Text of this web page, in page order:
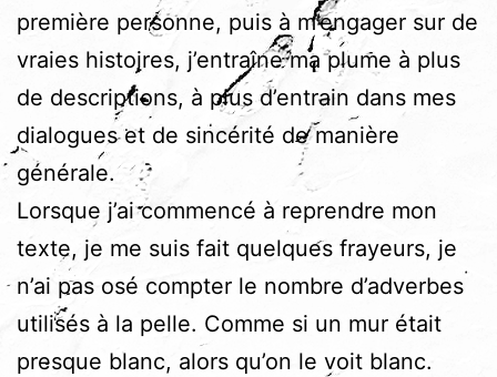
première personne, puis à m’engager sur de
vraies histoires, j’entraîne ma plume à plus
de descriptions, à plus d’entrain dans mes
dialogues et de sincérité de manière
générale.
Lorsque j’ai commencé à reprendre mon
texte, je me suis fait quelques frayeurs, je
n’ai pas osé compter le nombre d’adverbes
utilisés à la pelle. Comme si un mur était
presque blanc, alors qu’on le voit blanc.